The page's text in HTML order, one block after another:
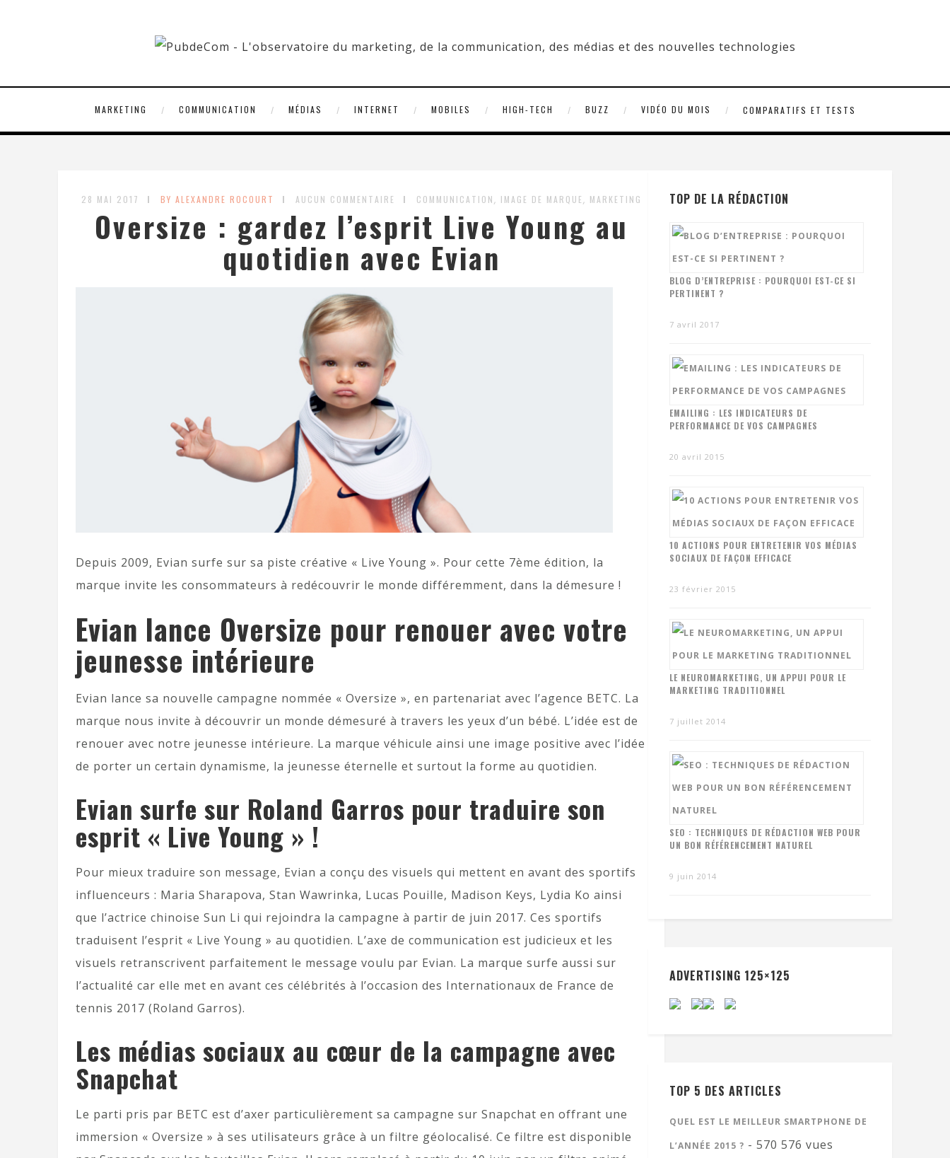
MARKETING COMMUNICATION MÉDIAS INTERNET MOBILES HIGH-TECH BUZZ VIDÉO DU MOIS COMPARATIFS ET TESTS
28 MAI 2017 BY ALEXANDRE ROCOURT AUCUN COMMENTAIRE COMMUNICATION, IMAGE DE MARQUE, MARKETING
Oversize : gardez l’esprit Live Young au
quotidien avec Evian
Depuis 2009, Evian surfe sur sa piste créative « Live Young ». Pour cette 7ème édition, la
marque invite les consommateurs à redécouvrir le monde différemment, dans la démesure !
Evian lance Oversize pour renouer avec votre
jeunesse intérieure
Evian lance sa nouvelle campagne nommée « Oversize », en partenariat avec l’agence BETC. La
marque nous invite à découvrir un monde démesuré à travers les yeux d’un bébé. L’idée est de
renouer avec notre jeunesse intérieure. La marque véhicule ainsi une image positive avec l’idée
de porter un certain dynamisme, la jeunesse éternelle et surtout la forme au quotidien.
Evian surfe sur Roland Garros pour traduire son
esprit « Live Young » !
Pour mieux traduire son message, Evian a conçu des visuels qui mettent en avant des sportifs
influenceurs : Maria Sharapova, Stan Wawrinka, Lucas Pouille, Madison Keys, Lydia Ko ainsi
que l’actrice chinoise Sun Li qui rejoindra la campagne à partir de juin 2017. Ces sportifs
traduisent l’esprit « Live Young » au quotidien. L’axe de communication est judicieux et les
visuels retranscrivent parfaitement le message voulu par Evian. La marque surfe aussi sur
l’actualité car elle met en avant ces célébrités à l’occasion des Internationaux de France de
tennis 2017 (Roland Garros).
Les médias sociaux au cœur de la campagne avec
Snapchat
Le parti pris par BETC est d’axer particulièrement sa campagne sur Snapchat en offrant une
immersion « Oversize » à ses utilisateurs grâce à un filtre géolocalisé. Ce filtre est disponible
TOP DE LA RÉDACTION
BLOG D’ENTREPRISE : POURQUOI EST-CE SI
PERTINENT ?
7 avril 2017
EMAILING : LES INDICATEURS DE
PERFORMANCE DE VOS CAMPAGNES
20 avril 2015
10 ACTIONS POUR ENTRETENIR VOS MÉDIAS
SOCIAUX DE FAÇON EFFICACE
23 février 2015
LE NEUROMARKETING, UN APPUI POUR LE
MARKETING TRADITIONNEL
7 juillet 2014
SEO : TECHNIQUES DE RÉDACTION WEB POUR
UN BON RÉFÉRENCEMENT NATUREL
9 juin 2014
ADVERTISING 125×125
TOP 5 DES ARTICLES
QUEL EST LE MEILLEUR SMARTPHONE DE
L’ANNÉE 2015 ? - 570 576 vues